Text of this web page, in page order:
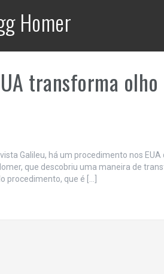
Homer
transforma olho
Galileu, há um procedimento nos
que descobriu uma maneira de
procedimento, que é […]